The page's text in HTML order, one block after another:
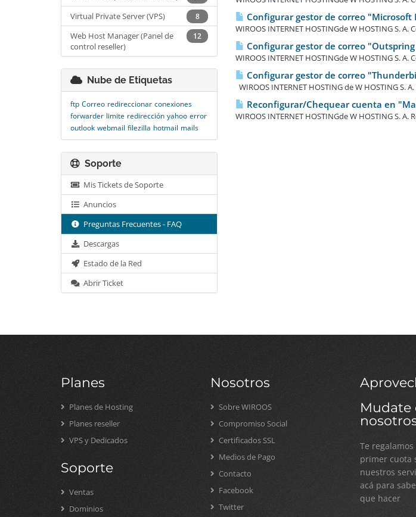
8
Virtual Private Server (VPS)
12
Web Host Manager (Panel de
control reseller)
Configurar gestor de correo "Microsoft
WIROOS INTERNET HOSTINGde W HOSTING S.
Configurar gestor de correo
WIROOS INTERNET HOSTINGde W HOSTING S.
Configurar gestor de correo
WIROOS INTERNET HOSTING de W HOSTING
Reconfigurar/Chequear cuenta en
WIROOS INTERNET HOSTINGde W HOSTING S.
Nube de Etiquetas
ftp Correo redireccionar conexiones
forwarder limite redirección yahoo error
outlook webmail filezilla hotmail mails
Soporte
Mis Tickets de Soporte
Anuncios
Preguntas Frecuentes - FAQ
Descargas
Estado de la Red
Abrir Ticket
Planes
Planes de Hosting
Planes reseller
VPS y Dedicados
Soporte
Ventas
Dominios
Nosotros
Sobre WIROOS
Compromiso Social
Certificados SSL
Medios de Pago
Contacto
Facebook
Twitter
Mudate
Te
primer cuota
nuestros
acá para
que hacer